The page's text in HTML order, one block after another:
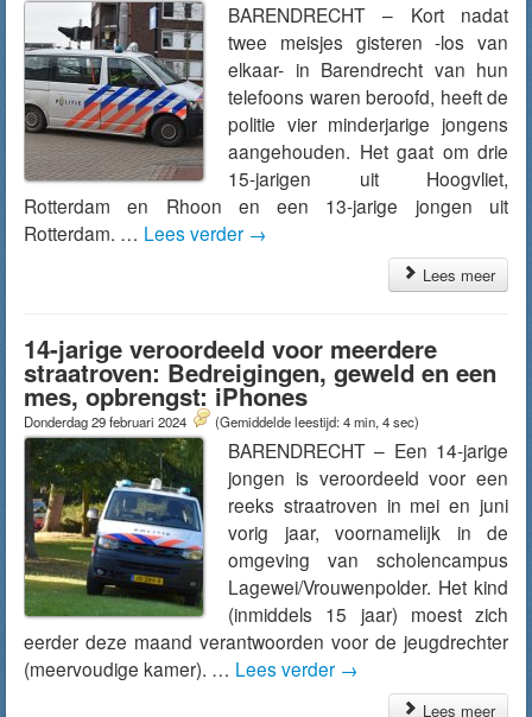
BARENDRECHT – Kort nadat
twee meisjes gisteren -los van
elkaar- in Barendrecht van hun
telefoons waren beroofd, heeft de
politie vier minderjarige jongens
aangehouden. Het gaat om drie
15-jarigen uit Hoogvliet,
Rotterdam en Rhoon en een 13-jarige jongen uit
Rotterdam. … Lees verder →
Lees meer
14-jarige veroordeeld voor meerdere
straatroven: Bedreigingen, geweld en een
mes, opbrengst: iPhones
Donderdag 29 februari 2024 (Gemiddelde leestijd: 4 min, 4 sec)
BARENDRECHT – Een 14-jarige
jongen is veroordeeld voor een
reeks straatroven in mei en juni
vorig jaar, voornamelijk in de
omgeving van scholencampus
Lagewei/Vrouwenpolder. Het kind
(inmiddels 15 jaar) moest zich
eerder deze maand verantwoorden voor de jeugdrechter
(meervoudige kamer). … Lees verder →
Lees meer